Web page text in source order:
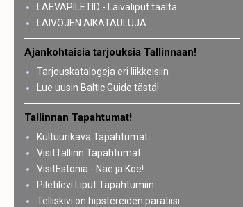
LAEVAPILETID - Laivaliput täältä
LAIVOJEN AIKATAULUJA
Ajankohtaisia tarjouksia Tallinnaan!
Tarjouskatalogeja eri liikkeisiin
Lue uusin Baltic Guide tästä!
Tallinnan Tapahtumat!
Kultuurikava Tapahtumat
VisitTallinn Tapahtumat
VisitEstonia - Näe ja Koe!
Piletilevi Liput Tapahtumiin
Telliskivi on hipstereiden paratiisi